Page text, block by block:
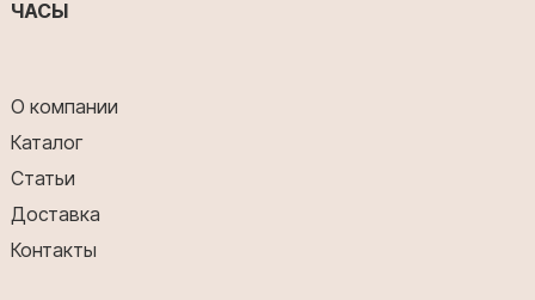
ЧАСЫ
О компании
Каталог
Статьи
Доставка
Контакты